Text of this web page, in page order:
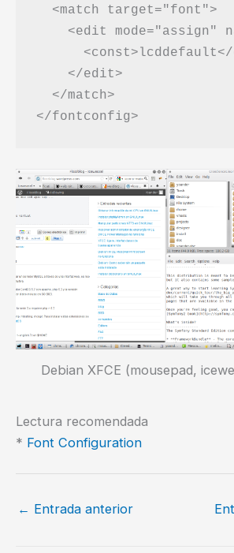
  <match target="font">
<edit mode="assign"
    </edit>
  </match>
Debian XFCE (mousepad,
Lectura recomendada
* Font Configuration
← Entrada anterior